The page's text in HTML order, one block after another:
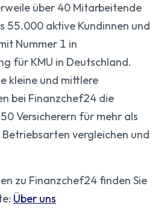
über 40 Mitarbeitende
55.000 aktive Kundinnen und
Nummer 1 in
für KMU in Deutschland.
kleine und mittlere
bei Finanzchef24 die
Versicherern für mehr als
vergleichen und
zu Finanzchef24 finden Sie
Über uns